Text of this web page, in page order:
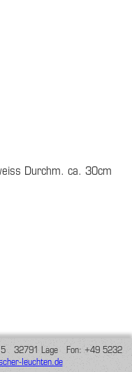
Durchm. ca. 30cm
32791 Lage Fon: +49 5232
leuchten.de